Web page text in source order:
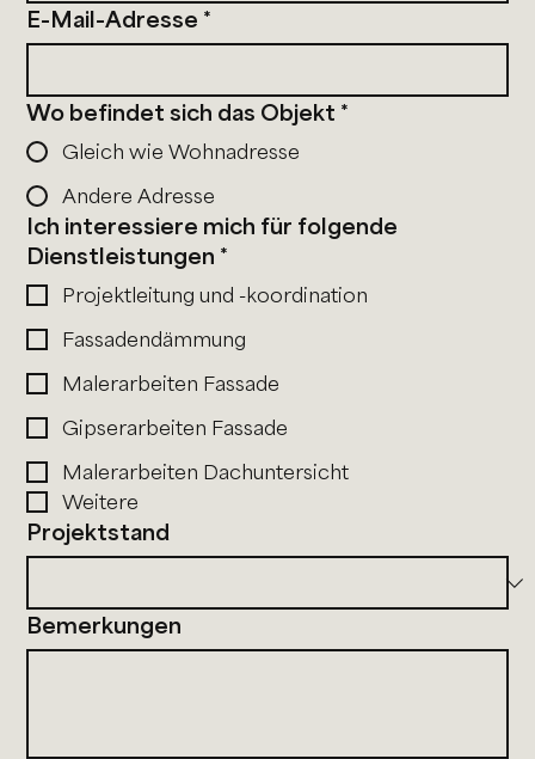
E-Mail-Adresse *
Wo befindet sich das Objekt *
Gleich wie Wohnadresse
Andere Adresse
Ich interessiere mich für folgende
Dienstleistungen *
Projektleitung und -koordination
Fassadendämmung
Malerarbeiten Fassade
Gipserarbeiten Fassade
Malerarbeiten Dachuntersicht
Weitere
Projektstand
Bemerkungen